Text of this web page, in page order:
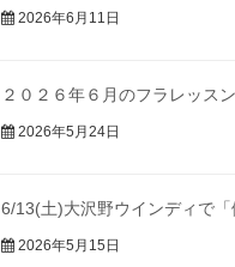
2026年6月11日
２０２６年６月のフラレッスン
2026年5月24日
6/13(土)大沢野ウインディで「
2026年5月15日